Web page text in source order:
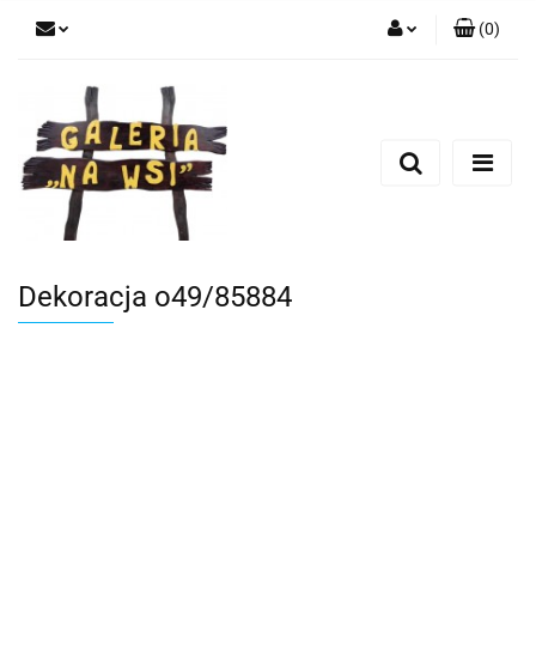
Dodaj zgłoszenie
(0)
Dekoracja o49/85884